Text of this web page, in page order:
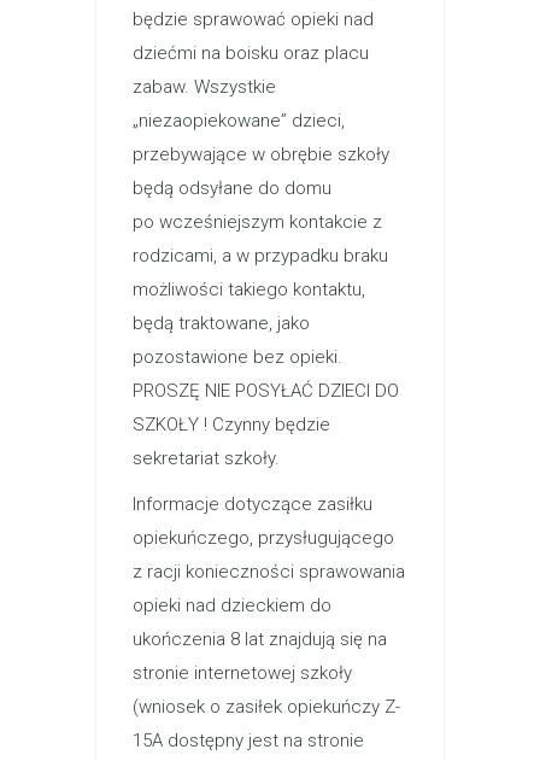
będzie sprawować opieki nad
dziećmi na boisku oraz placu
zabaw. Wszystkie
„niezaopiekowane” dzieci,
przebywające w obrębie szkoły
będą odsyłane do domu
po wcześniejszym kontakcie z
rodzicami, a w przypadku braku
możliwości takiego kontaktu,
będą traktowane, jako
pozostawione bez opieki.
PROSZĘ NIE POSYŁAĆ DZIECI DO
SZKOŁY ! Czynny będzie
sekretariat szkoły.
Informacje dotyczące zasiłku
opiekuńczego, przysługującego
z racji konieczności sprawowania
opieki nad dzieckiem do
ukończenia 8 lat znajdują się na
stronie internetowej szkoły
(wniosek o zasiłek opiekuńczy Z-
15A dostępny jest na stronie